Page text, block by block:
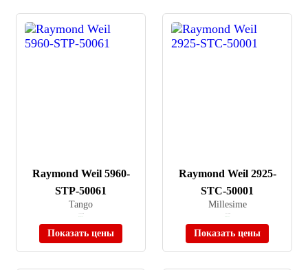
Raymond Weil 5960-
STP-50061
Tango
Показать цены
Raymond Weil 2925-
STC-50001
Millesime
Показать цены